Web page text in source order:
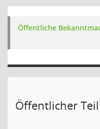
Öffentliche
Öffentlicher